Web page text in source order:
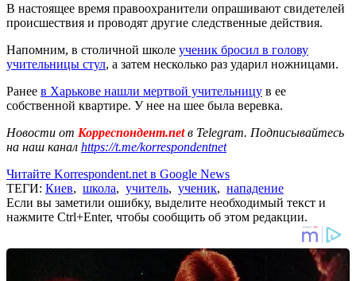
В настоящее время правоохранители опрашивают свидетелей
происшествия и проводят другие следственные действия.
Напомним, в столичной школе ученик бросил в голову
учительницы стул, а затем несколько раз ударил ножницами.
Ранее в Харькове нашли мертвой учительницу в ее
собственной квартире. У нее на шее была веревка.
Новости от Корреспондент.netв Telegram. Подписывайтесь
на наш канал https://t.me/korrespondentnet
Читайте Korrespondent.net в Google News
ТЕГИ: Киев, школа, учитель, ученик, нападение
Если вы заметили ошибку, выделите необходимый текст и
нажмите Ctrl+Enter, чтобы сообщить об этом редакции.